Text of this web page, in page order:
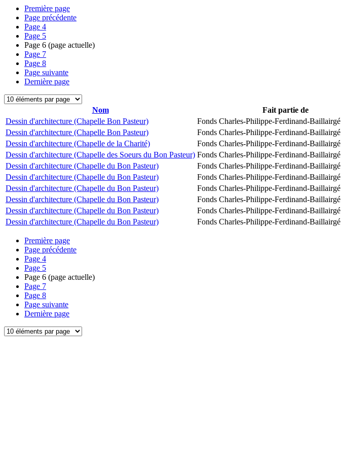
Première page
Page précédente
Page 4
Page 5
Page 6 (page actuelle)
Page 7
Page 8
Page suivante
Dernière page
Nom Fait partie de
Dessin d'architecture (Chapelle Bon Pasteur)
Fonds Charles-Philippe-Ferdinand-Baillairgé
Dessin d'architecture (Chapelle Bon Pasteur)
Fonds Charles-Philippe-Ferdinand-Baillairgé
Dessin d'architecture (Chapelle de la Charité)
Fonds Charles-Philippe-Ferdinand-Baillairgé
Dessin d'architecture (Chapelle des Soeurs du Bon Pasteur) Fonds Charles-Philippe-Ferdinand-Baillairgé
Dessin d'architecture (Chapelle du Bon Pasteur)
Fonds Charles-Philippe-Ferdinand-Baillairgé
Dessin d'architecture (Chapelle du Bon Pasteur)
Fonds Charles-Philippe-Ferdinand-Baillairgé
Dessin d'architecture (Chapelle du Bon Pasteur)
Fonds Charles-Philippe-Ferdinand-Baillairgé
Dessin d'architecture (Chapelle du Bon Pasteur)
Fonds Charles-Philippe-Ferdinand-Baillairgé
Dessin d'architecture (Chapelle du Bon Pasteur)
Fonds Charles-Philippe-Ferdinand-Baillairgé
Dessin d'architecture (Chapelle du Bon Pasteur)
Fonds Charles-Philippe-Ferdinand-Baillairgé
Première page
Page précédente
Page 4
Page 5
Page 6 (page actuelle)
Page 7
Page 8
Page suivante
Dernière page